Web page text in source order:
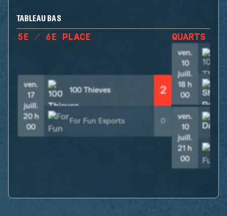
TABLEAU BAS
5E / 6E PLACE
ven.
17
juill.
20 h
00
100 Thieves 2
For Fun Esports 0
QUARTS
ven.
10
juill.
18 h
00
ven.
10
juill.
21 h
00